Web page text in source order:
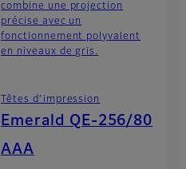
combine une projection
précise avec un
fonctionnement polyvalent
en niveaux de gris.
Têtes d’impression
Emerald QE-256/80
AAA